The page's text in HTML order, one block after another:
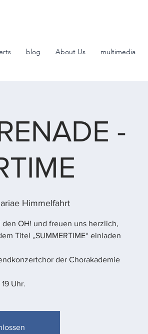
blog About Us multimedia
-
Himmelfahrt
OH! und freuen uns herzlich,
Titel „SUMMERTIME“ einladen
der Chorakademie
Uhr.